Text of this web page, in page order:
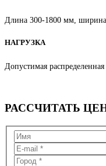
Длина 300-1800 мм,
НАГРУЗКА
Допустимая
РАССЧИТАТЬ